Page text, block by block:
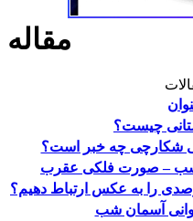
چیست؟
شکارچی چه خبر است؟
شب – صورت فلکی عقرب
را به عکس‌ ارتباط دهیم؟
آسمان شب